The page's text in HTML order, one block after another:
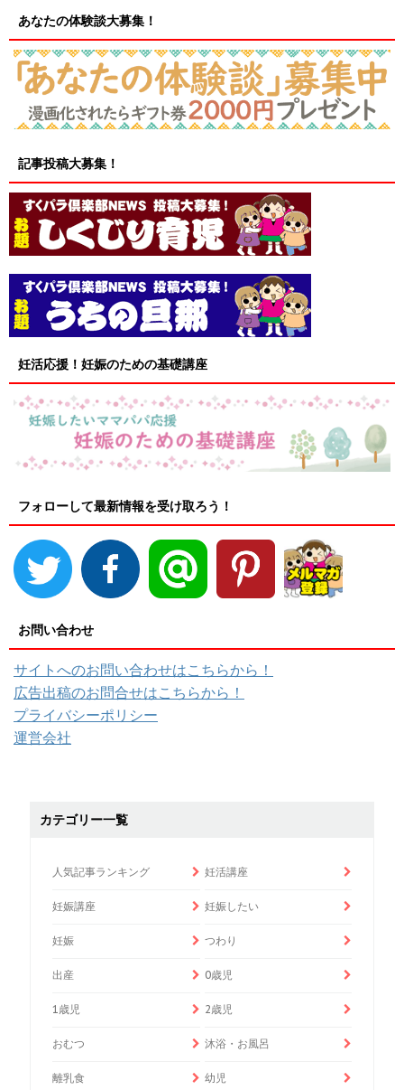
あなたの体験談大募集！
記事投稿大募集！
妊活応援！妊娠のための基礎講座
フォローして最新情報を受け取ろう！
お問い合わせ
サイトへのお問い合わせはこちらから！
広告出稿のお問合せはこちらから！
プライバシーポリシー
運営会社
カテゴリー一覧
人気記事ランキング 妊活講座
妊娠講座 妊娠したい
妊娠 つわり
出産 0歳児
1歳児 2歳児
おむつ 沐浴・お風呂
離乳食 幼児